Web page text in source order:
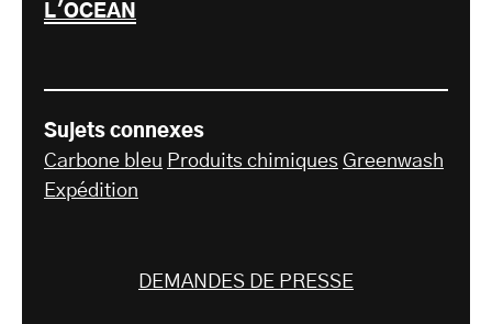
L'OCÉAN
Sujets connexes
Carbone bleu Produits chimiques Greenwash
Expédition
DEMANDES DE PRESSE